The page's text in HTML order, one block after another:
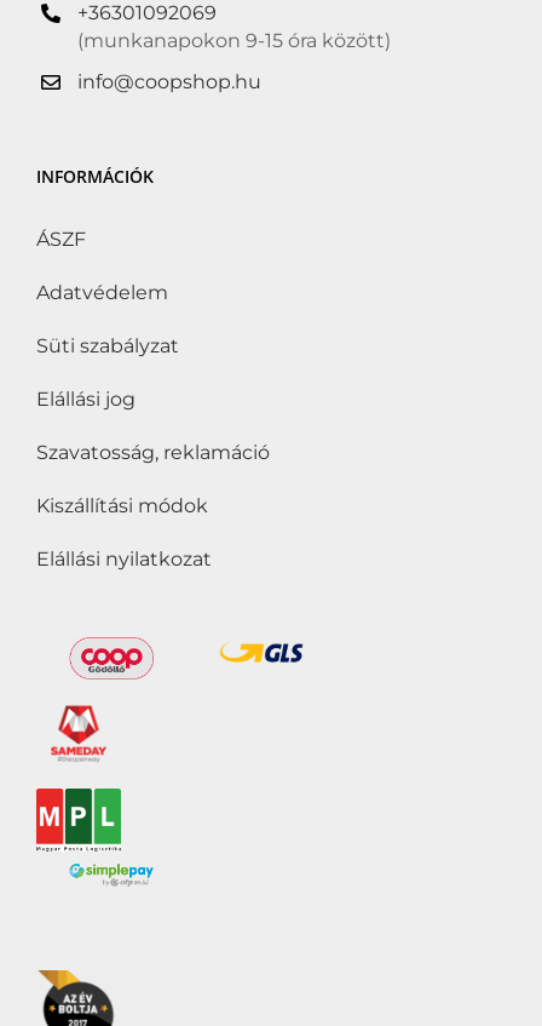
+36301092069
(munkanapokon 9-15 óra között)
info@coopshop.hu
INFORMÁCIÓK
ÁSZF
Adatvédelem
Süti szabályzat
Elállási jog
Szavatosság, reklamáció
Kiszállítási módok
Elállási nyilatkozat